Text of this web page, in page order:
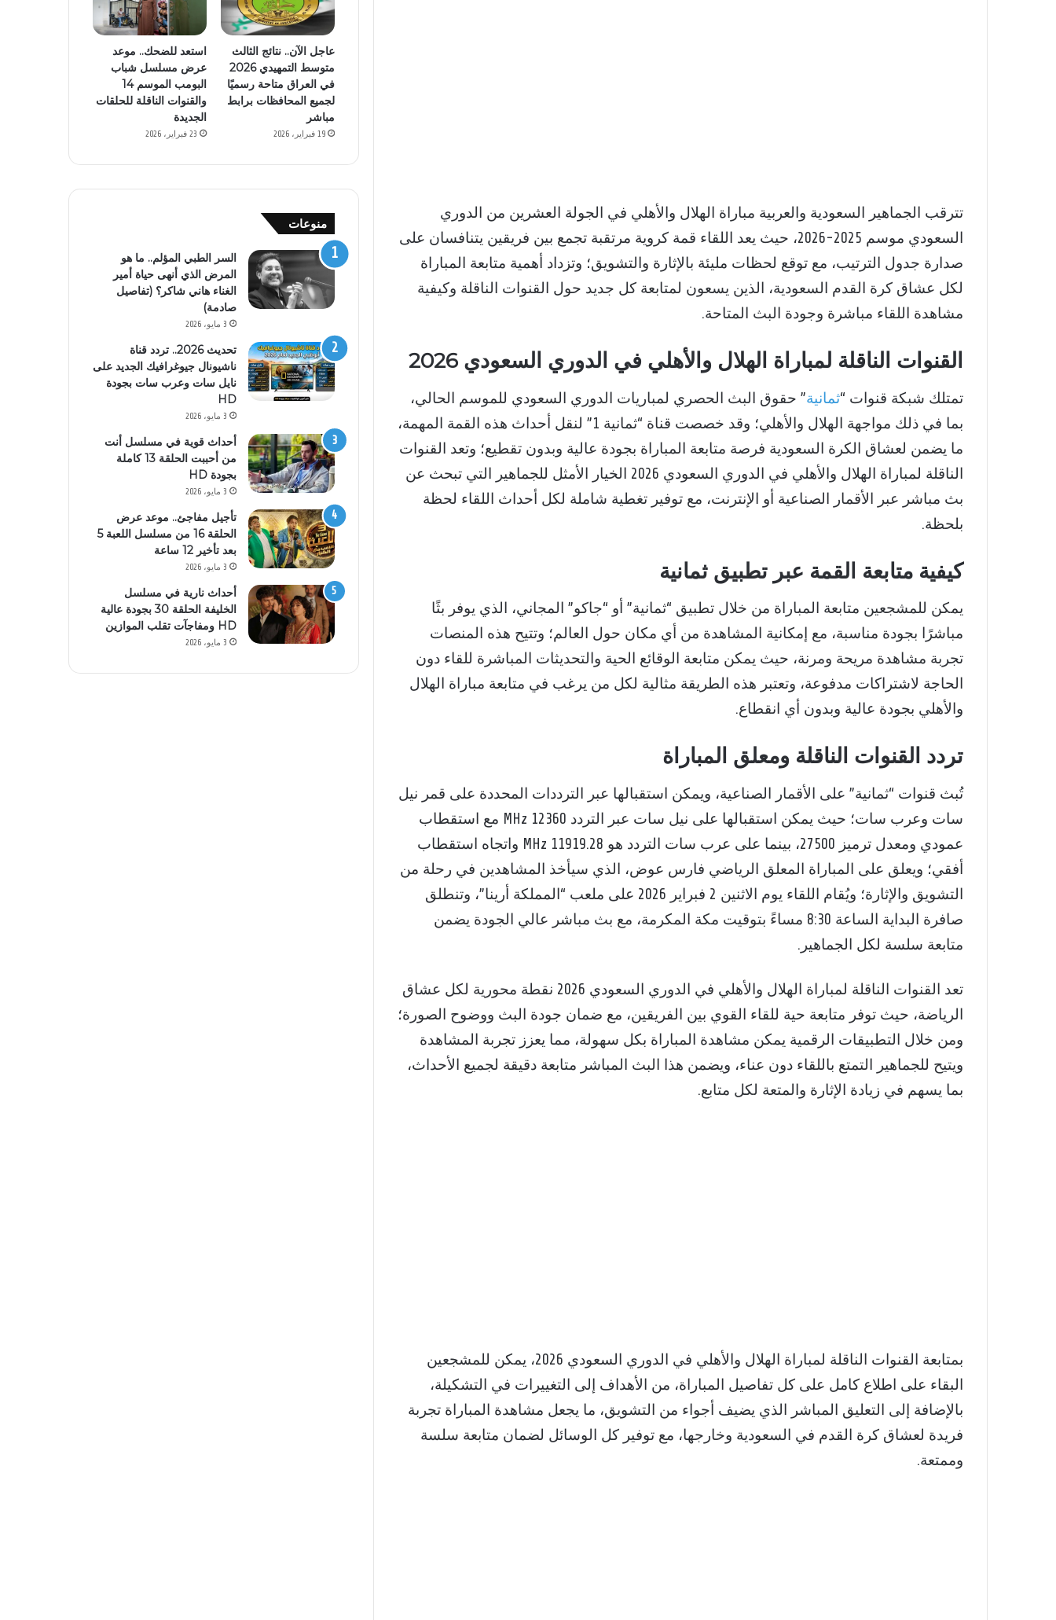
تترقب الجماهير السعودية والعربية مباراة الهلال والأهلي في الجولة العشرين من الدوري
السعودي موسم 2025-2026، حيث يعد اللقاء قمة كروية مرتقبة تجمع بين فريقين يتنافسان على
صدارة جدول الترتيب، مع توقع لحظات مليئة بالإثارة والتشويق؛ وتزداد أهمية متابعة المباراة
لكل عشاق كرة القدم السعودية، الذين يسعون لمتابعة كل جديد حول القنوات الناقلة وكيفية
مشاهدة اللقاء مباشرة وجودة البث المتاحة.
القنوات الناقلة لمباراة الهلال والأهلي في الدوري السعودي 2026
تمتلك شبكة قنوات “ثمانية” حقوق البث الحصري لمباريات الدوري السعودي للموسم الحالي،
بما في ذلك مواجهة الهلال والأهلي؛ وقد خصصت قناة “ثمانية 1” لنقل أحداث هذه القمة المهمة،
ما يضمن لعشاق الكرة السعودية فرصة متابعة المباراة بجودة عالية وبدون تقطيع؛ وتعد القنوات
الناقلة لمباراة الهلال والأهلي في الدوري السعودي 2026 الخيار الأمثل للجماهير التي تبحث عن
بث مباشر عبر الأقمار الصناعية أو الإنترنت، مع توفير تغطية شاملة لكل أحداث اللقاء لحظة
بلحظة.
كيفية متابعة القمة عبر تطبيق ثمانية
يمكن للمشجعين متابعة المباراة من خلال تطبيق “ثمانية” أو “جاكو” المجاني، الذي يوفر بثًا
مباشرًا بجودة مناسبة، مع إمكانية المشاهدة من أي مكان حول العالم؛ وتتيح هذه المنصات
تجربة مشاهدة مريحة ومرنة، حيث يمكن متابعة الوقائع الحية والتحديثات المباشرة للقاء دون
الحاجة لاشتراكات مدفوعة، وتعتبر هذه الطريقة مثالية لكل من يرغب في متابعة مباراة الهلال
والأهلي بجودة عالية وبدون أي انقطاع.
تردد القنوات الناقلة ومعلق المباراة
تُبث قنوات “ثمانية” على الأقمار الصناعية، ويمكن استقبالها عبر الترددات المحددة على قمر نيل
سات وعرب سات؛ حيث يمكن استقبالها على نيل سات عبر التردد 12360 MHz مع استقطاب
عمودي ومعدل ترميز 27500، بينما على عرب سات التردد هو 11919.28 MHz واتجاه استقطاب
أفقي؛ ويعلق على المباراة المعلق الرياضي فارس عوض، الذي سيأخذ المشاهدين في رحلة من
التشويق والإثارة؛ ويُقام اللقاء يوم الاثنين 2 فبراير 2026 على ملعب “المملكة أرينا”، وتنطلق
صافرة البداية الساعة 8:30 مساءً بتوقيت مكة المكرمة، مع بث مباشر عالي الجودة يضمن
متابعة سلسة لكل الجماهير.
تعد القنوات الناقلة لمباراة الهلال والأهلي في الدوري السعودي 2026 نقطة محورية لكل عشاق
الرياضة، حيث توفر متابعة حية للقاء القوي بين الفريقين، مع ضمان جودة البث ووضوح الصورة؛
ومن خلال التطبيقات الرقمية يمكن مشاهدة المباراة بكل سهولة، مما يعزز تجربة المشاهدة
ويتيح للجماهير التمتع باللقاء دون عناء، ويضمن هذا البث المباشر متابعة دقيقة لجميع الأحداث،
بما يسهم في زيادة الإثارة والمتعة لكل متابع.
بمتابعة القنوات الناقلة لمباراة الهلال والأهلي في الدوري السعودي 2026، يمكن للمشجعين
البقاء على اطلاع كامل على كل تفاصيل المباراة، من الأهداف إلى التغييرات في التشكيلة،
بالإضافة إلى التعليق المباشر الذي يضيف أجواء من التشويق، ما يجعل مشاهدة المباراة تجربة
فريدة لعشاق كرة القدم في السعودية وخارجها، مع توفير كل الوسائل لضمان متابعة سلسة
وممتعة.
عاجل الآن.. نتائج الثالث
متوسط التمهيدي 2026
في العراق متاحة رسميًا
لجميع المحافظات برابط
مباشر
19 فبراير، 2026
استعد للضحك.. موعد
عرض مسلسل شباب
البومب الموسم 14
والقنوات الناقلة للحلقات
الجديدة
23 فبراير، 2026
منوعات
السر الطبي المؤلم.. ما هو
المرض الذي أنهى حياة أمير
الغناء هاني شاكر؟ (تفاصيل
صادمة)
3 مايو، 2026
تحديث 2026.. تردد قناة
ناشيونال جيوغرافيك الجديد على
نايل سات وعرب سات بجودة
HD
3 مايو، 2026
أحداث قوية في مسلسل أنت
من أحببت الحلقة 13 كاملة
بجودة HD
3 مايو، 2026
تأجيل مفاجئ.. موعد عرض
الحلقة 16 من مسلسل اللعبة 5
بعد تأخير 12 ساعة
3 مايو، 2026
أحداث نارية في مسلسل
الخليفة الحلقة 30 بجودة عالية
HD ومفاجآت تقلب الموازين
3 مايو، 2026